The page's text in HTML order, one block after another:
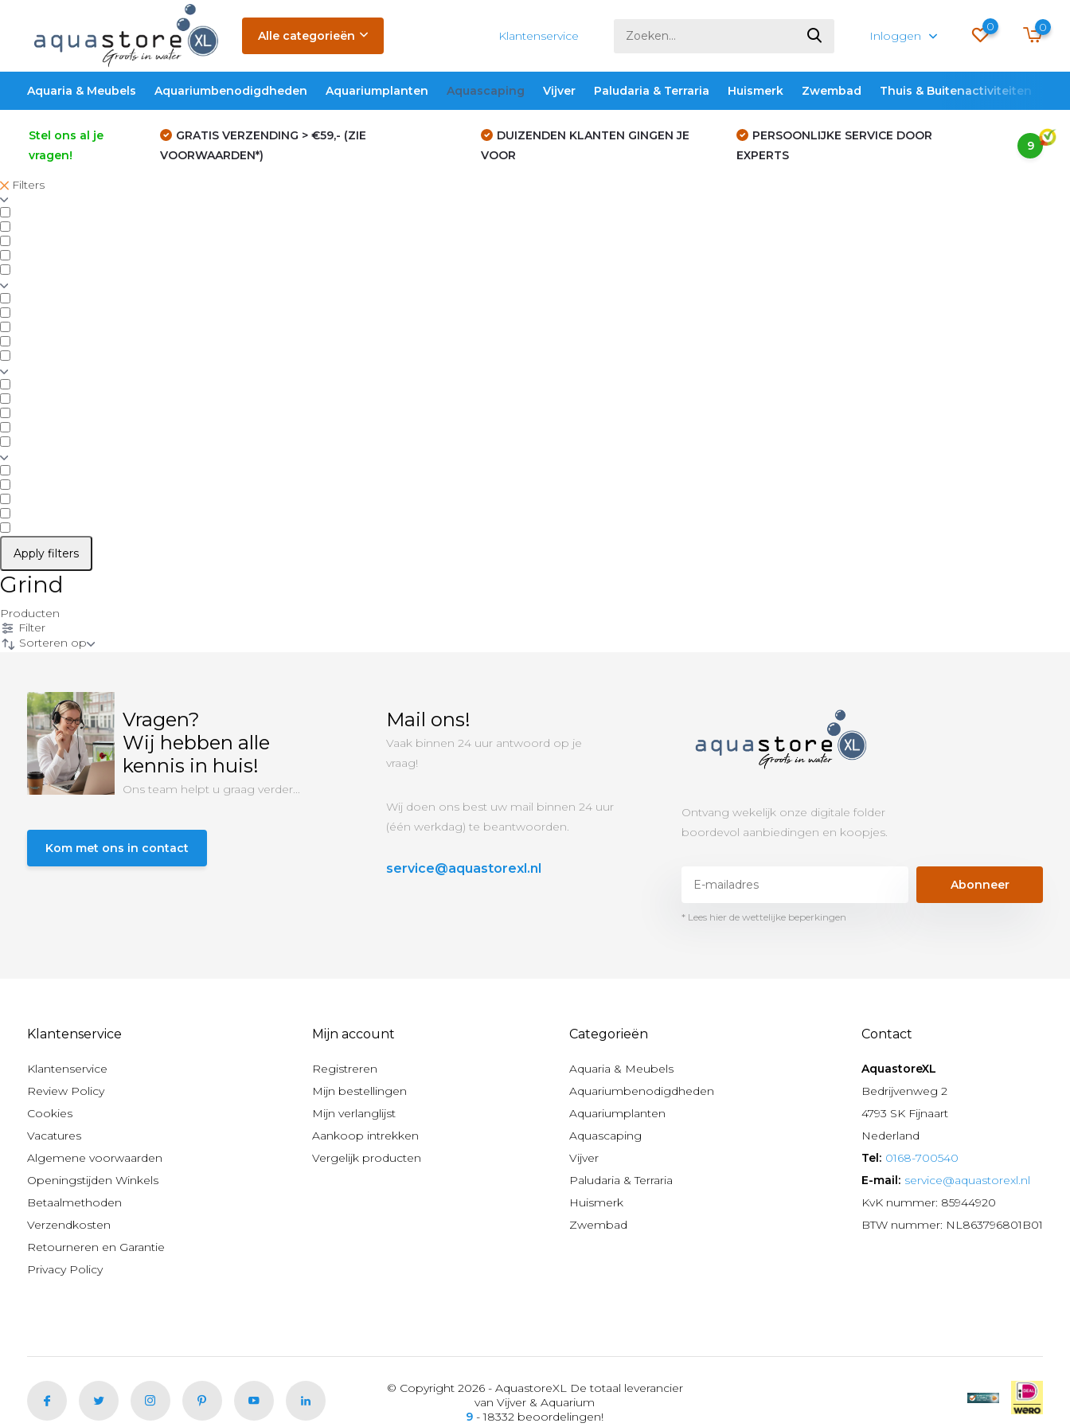
Alle categorieën Klantenservice Inloggen
0 0
Aquaria & Meubels Aquariumbenodigdheden Aquariumplanten Aquascaping Vijver Paludaria & Terraria Huismerk Zwembad Thuis & Buitenactiviteiten
Stel ons al je
vragen!
GRATIS VERZENDING > €59,- (ZIE
VOORWAARDEN*)
DUIZENDEN KLANTEN GINGEN JE
VOOR
PERSOONLIJKE SERVICE DOOR
EXPERTS
9
Filters
Apply filters
Grind
Producten
Filter
Sorteren op
Vragen?
Wij hebben alle
kennis in huis!
Ons team helpt u graag verder...
Kom met ons in contact
Mail ons!
Vaak binnen 24 uur antwoord op je
vraag!
Wij doen ons best uw mail binnen 24 uur
(één werkdag) te beantwoorden.
service@aquastorexl.nl
Ontvang wekelijk onze digitale folder
boordevol aanbiedingen en koopjes.
Abonneer
* Lees hier de wettelijke beperkingen
Klantenservice
Klantenservice
Review Policy
Cookies
Vacatures
Algemene voorwaarden
Openingstijden Winkels
Betaalmethoden
Verzendkosten
Retourneren en Garantie
Privacy Policy
Mijn account
Registreren
Mijn bestellingen
Mijn verlanglijst
Aankoop intrekken
Vergelijk producten
Categorieën
Aquaria & Meubels
Aquariumbenodigdheden
Aquariumplanten
Aquascaping
Vijver
Paludaria & Terraria
Huismerk
Zwembad
Contact
AquastoreXL
Bedrijvenweg 2
4793 SK Fijnaart
Nederland
Tel: 0168-700540
E-mail: service@aquastorexl.nl
KvK nummer: 85944920
BTW nummer: NL863796801B01
© Copyright 2026 - AquastoreXL De totaal leverancier
van Vijver & Aquarium
9 - 18332 beoordelingen!